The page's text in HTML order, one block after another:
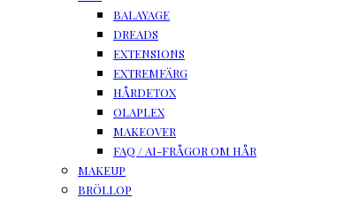
BALAYAGE
DREADS
EXTENSIONS
EXTREMFÄRG
HÅRDETOX
OLAPLEX
MAKEOVER
FAQ / AI-FRÅGOR OM HÅR
MAKEUP
BRÖLLOP